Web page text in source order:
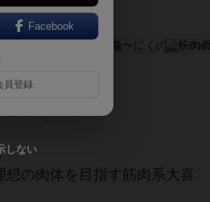
の肉体を目指す筋肉系大喜
Facebook
員登録
しない